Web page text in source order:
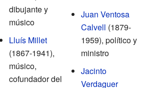
dibujante y
músico
Lluís Millet
(1867-1941),
músico,
cofundador del
Juan Ventosa
Calvell (1879-
1959), político y
ministro
Jacinto
Verdaguer